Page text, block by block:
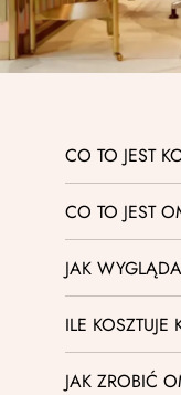
CO TO JEST
CO TO JEST
JAK
ILE
JAK ZROBIĆ